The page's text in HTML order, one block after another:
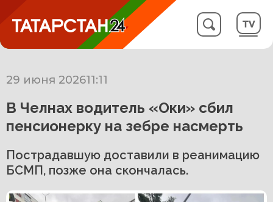
29 июня 202611:11
В Челнах водитель «Оки» сбил
пенсионерку на зебре насмерть
Пострадавшую доставили в реанимацию
БСМП, позже она скончалась.